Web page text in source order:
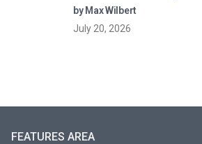
by Max Wilbert
July 20, 2026
FEATURES AREA